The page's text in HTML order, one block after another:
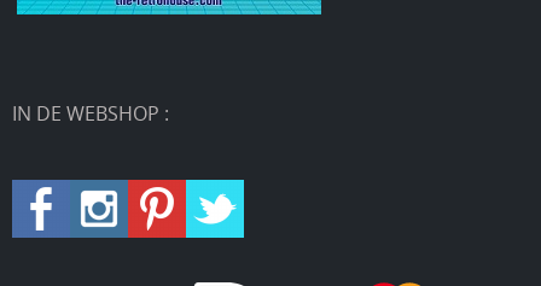
IN DE WEBSHOP :